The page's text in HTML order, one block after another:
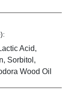
Acid,
Sorbitol,
Wood Oil